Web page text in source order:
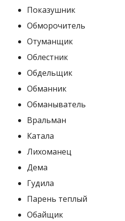
Показушник
Обморочитель
Отуманщик
Облестник
Обдельщик
Обманник
Обманыватель
Вральман
Катала
Лихоманец
Дема
Гудила
Парень теплый
Обайщик